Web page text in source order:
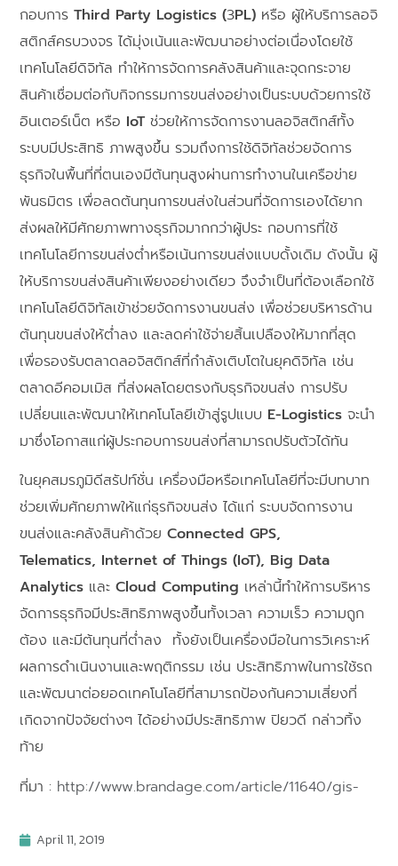
กอบการThird Party Logistics (3PL) หรือ ผู้ให้บริการลอจิ
สติกส์ครบวงจร ได้มุ่งเน้นและพัฒนาอย่างต่อเนื่องโดยใช้
เทคโนโลยีดิจิทัล ทำให้การจัดการคลังสินค้าและจุดกระจาย
สินค้าเชื่อมต่อกับกิจกรรมการขนส่งอย่างเป็นระบบด้วยการใช้
อินเตอร์เน็ต หรือ IoTช่วยให้การจัดการงานลอจิสติกส์ทั้ง
ระบบมีประสิทธิ ภาพสูงขึ้น รวมถึงการใช้ดิจิทัลช่วยจัดการ
ธุรกิจในพื้นที่ที่ตนเองมีต้นทุนสูงผ่านการทำงานในเครือข่าย
พันธมิตร เพื่อลดต้นทุนการขนส่งในส่วนที่จัดการเองได้ยาก
ส่งผลให้มีศักยภาพทางธุรกิจมากกว่าผู้ประ กอบการที่ใช้
เทคโนโลยีการขนส่งต่ำหรือเน้นการขนส่งแบบดั้งเดิม ดังนั้น ผู้
ให้บริการขนส่งสินค้าเพียงอย่างเดียว จึงจำเป็นที่ต้องเลือกใช้
เทคโนโลยีดิจิทัลเข้าช่วยจัดการงานขนส่ง เพื่อช่วยบริหารด้าน
ต้นทุนขนส่งให้ต่ำลง และลดค่าใช้จ่ายสิ้นเปลืองให้มากที่สุด
เพื่อรองรับตลาดลอจิสติกส์ที่กำลังเติบโตในยุคดิจิทัล เช่น
ตลาดอีคอมเมิส ที่ส่งผลโดยตรงกับธุรกิจขนส่ง การปรับ
เปลี่ยนและพัฒนาให้เทคโนโลยีเข้าสู่รูปแบบ E-Logistics จะนำ
มาซึ่งโอกาสแก่ผู้ประกอบการขนส่งที่สามารถปรับตัวได้ทัน
ในยุคสมรภูมิดีสรัปท์ชั่น เครื่องมือหรือเทคโนโลยีที่จะมีบทบาท
ช่วยเพิ่มศักยภาพให้แก่ธุรกิจขนส่ง ได้แก่ ระบบจัดการงาน
ขนส่งและคลังสินค้าด้วยConnected GPS,
Telematics, Internet of Things (IoT), Big Data
Analytics และCloud Computing เหล่านี้ทำให้การบริหาร
จัดการธุรกิจมีประสิทธิภาพสูงขึ้นทั้งเวลา ความเร็ว ความถูก
ต้อง และมีต้นทุนที่ต่ำลง ทั้งยังเป็นเครื่องมือในการวิเคราะห์
ผลการดำเนินงานและพฤติกรรม เช่น ประสิทธิภาพในการใช้รถ
และพัฒนาต่อยอดเทคโนโลยีที่สามารถป้องกันความเสี่ยงที่
เกิดจากปัจจัยต่างๆ ได้อย่างมีประสิทธิภาพ ปิยวดี กล่าวทิ้ง
ท้าย
ที่มา : http://www.brandage.com/article/11640/gis-
April 11, 2019